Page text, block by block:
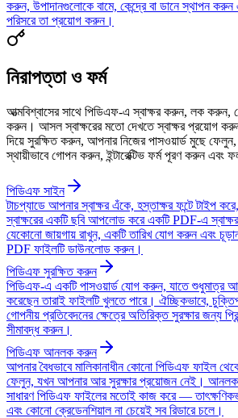
করুন, উপাদানগুলোকে বামে, কেন্দ্রে বা ডানে স্থাপন করুন
পরিসরে তা প্রয়োগ করুন।
নিরাপত্তা ও ফর্ম
আত্মবিশ্বাসের সাথে পিডিএফ-এ স্বাক্ষর করুন, লক করুন,
করুন। আসল স্বাক্ষরের মতো দেখতে স্বাক্ষর প্রয়োগ
দিয়ে সুরক্ষিত করুন, আপনার নিজের পাসওয়ার্ড মুছে
স্থায়ীভাবে গোপন করুন, ইন্টারেক্টিভ ফর্ম পূরণ করুন এবং
পিডিএফ সাইন
টাচপ্যাডে আপনার স্বাক্ষর এঁকে, হস্তাক্ষর ফন্টে টাইপ
স্বাক্ষরের একটি ছবি আপলোড করে একটি PDF-এ
যেকোনো জায়গায় রাখুন, একটি তারিখ যোগ করুন এবং
PDF ফাইলটি ডাউনলোড করুন।
পিডিএফ সুরক্ষিত করুন
পিডিএফ-এ একটি পাসওয়ার্ড যোগ করুন, যাতে শুধুমাত্র
করেছেন তারাই ফাইলটি খুলতে পারে। ঐচ্ছিকভাবে,
গোপনীয় প্রতিবেদনের ক্ষেত্রে অতিরিক্ত সুরক্ষার জন্য
সীমাবদ্ধ করুন।
পিডিএফ আনলক করুন
আপনার বৈধভাবে মালিকানাধীন কোনো পিডিএফ ফাইল থেকে
ফেলুন, যখন আপনার আর সুরক্ষার প্রয়োজন নেই। আনলক
সাধারণ পিডিএফ ফাইলের মতোই কাজ করে —
এবং কোনো ক্রেডেনশিয়াল না চেয়েই সব রিডারে চলে।